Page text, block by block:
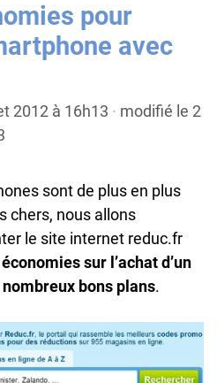
pour
avec
2012 à 16h13 · modifié le 2
sont de plus en plus
chers, nous allons
le site internet reduc.fr
sur l’achat d’un
bons plans.